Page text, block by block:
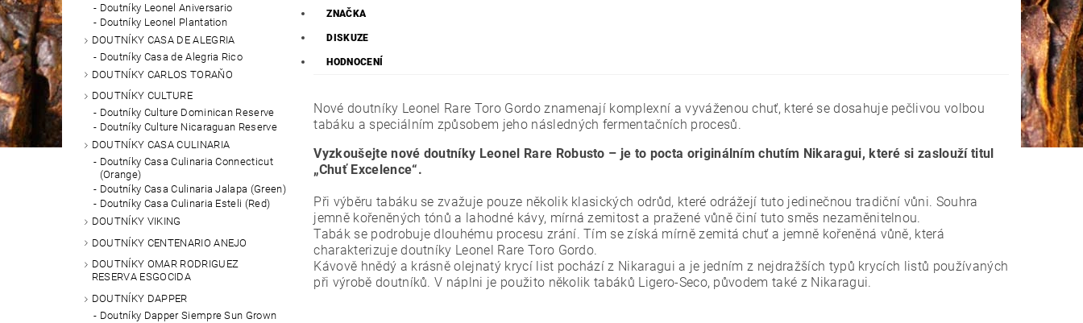
Doutníky Leonel Aniversario
Doutníky Leonel Plantation
DOUTNÍKY CASA DE ALEGRIA
Doutníky Casa de Alegria Rico
DOUTNÍKY CARLOS TORAŇO
DOUTNÍKY CULTURE
Doutníky Culture Dominican Reserve
Doutníky Culture Nicaraguan Reserve
DOUTNÍKY CASA CULINARIA
Doutníky Casa Culinaria Connecticut
(Orange)
Doutníky Casa Culinaria Jalapa (Green)
Doutníky Casa Culinaria Esteli (Red)
DOUTNÍKY VIKING
DOUTNÍKY CENTENARIO ANEJO
DOUTNÍKY OMAR RODRIGUEZ
RESERVA ESGOCIDA
DOUTNÍKY DAPPER
Doutníky Dapper Siempre Sun Grown
ZNAČKA
DISKUZE
HODNOCENÍ
Nové doutníky Leonel Rare Toro Gordo znamenají komplexní a vyváženou chuť, které se dosahuje pečlivou volbou
tabáku a speciálním způsobem jeho následných fermentačních procesů.
Vyzkoušejte nové doutníky Leonel Rare Robusto – je to pocta originálním chutím Nikaragui, které si zaslouží titul
„Chuť Excelence“.
Při výběru tabáku se zvažuje pouze několik klasických odrůd, které odrážejí tuto jedinečnou tradiční vůni. Souhra
jemně kořeněných tónů a lahodné kávy, mírná zemitost a pražené vůně činí tuto směs nezaměnitelnou.
Tabák se podrobuje dlouhému procesu zrání. Tím se získá mírně zemitá chuť a jemně kořeněná vůně, která
charakterizuje doutníky Leonel Rare Toro Gordo.
Kávově hnědý a krásně olejnatý krycí list pochází z Nikaragui a je jedním z nejdražších typů krycích listů používaných
při výrobě doutníků. V náplni je použito několik tabáků Ligero-Seco, původem také z Nikaragui.